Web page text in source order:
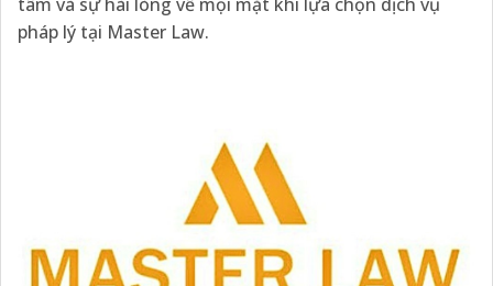
pháp lý tại Master Law.